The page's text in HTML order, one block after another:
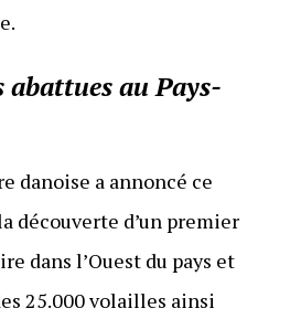
au Pays-
danoise a annoncé ce
découverte d’un premier
dans l’Ouest du pays et
25.000 volailles ainsi